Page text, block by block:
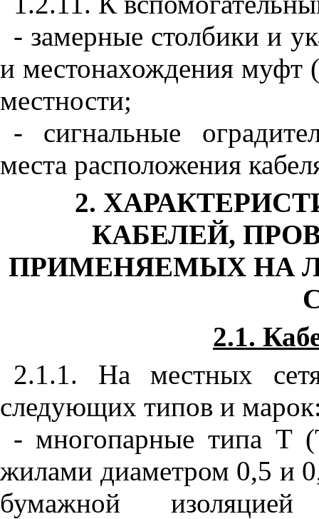
- замерные столбики и
и местонахождения муфт
местности;
- сигнальные
места расположения
2.
КАБЕЛЕЙ,
ПРИМЕНЯЕМЫХ НА
2.1.
2.1.1. На местных
следующих типов и
- многопарные типа Т
жилами диаметром 0,5 и
бумажной